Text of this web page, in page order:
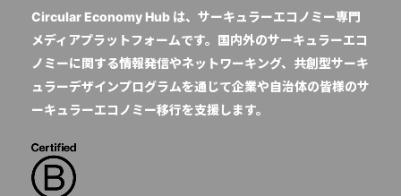
Circular Economy Hub は、サーキュラーエコノミー専門
メディアプラットフォームです。国内外のサーキュラーエコ
ノミーに関する情報発信やネットワーキング、共創型サーキ
ュラーデザインプログラムを通じて企業や自治体の皆様のサ
ーキュラーエコノミー移行を支援します。